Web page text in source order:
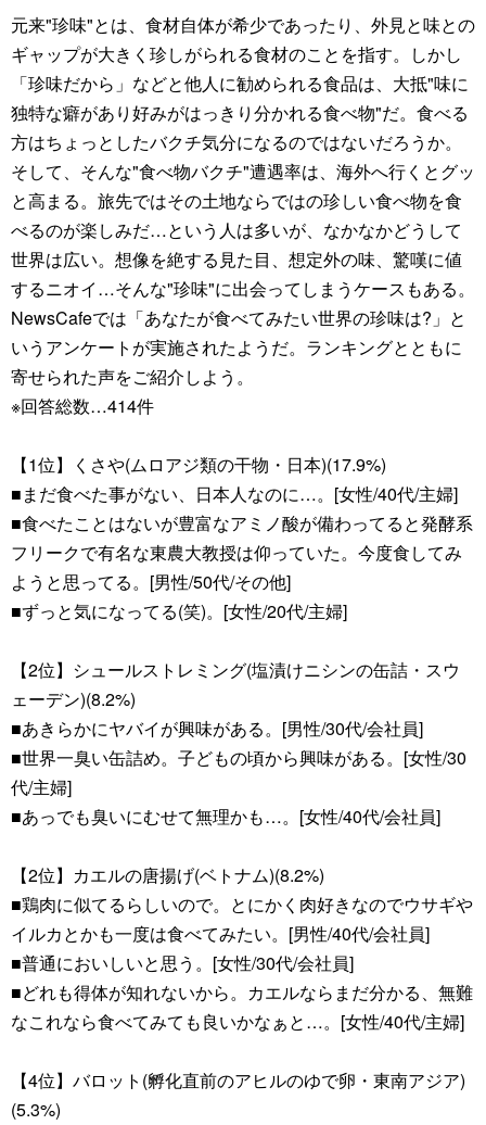
元来"珍味"とは、食材自体が希少であったり、外見と味との
ギャップが大きく珍しがられる食材のことを指す。しかし
「珍味だから」などと他人に勧められる食品は、大抵"味に
独特な癖があり好みがはっきり分かれる食べ物"だ。食べる
方はちょっとしたバクチ気分になるのではないだろうか。
そして、そんな"食べ物バクチ"遭遇率は、海外へ行くとグッ
と高まる。旅先ではその土地ならではの珍しい食べ物を食
べるのが楽しみだ…という人は多いが、なかなかどうして
世界は広い。想像を絶する見た目、想定外の味、驚嘆に値
するニオイ…そんな"珍味"に出会ってしまうケースもある。
NewsCafeでは「あなたが食べてみたい世界の珍味は?」と
いうアンケートが実施されたようだ。ランキングとともに
寄せられた声をご紹介しよう。
※回答総数…414件
【1位】くさや(ムロアジ類の干物・日本)(17.9%)
■まだ食べた事がない、日本人なのに…。[女性/40代/主婦]
■食べたことはないが豊富なアミノ酸が備わってると発酵系
フリークで有名な東農大教授は仰っていた。今度食してみ
ようと思ってる。[男性/50代/その他]
■ずっと気になってる(笑)。[女性/20代/主婦]
【2位】シュールストレミング(塩漬けニシンの缶詰・スウ
ェーデン)(8.2%)
■あきらかにヤバイが興味がある。[男性/30代/会社員]
■世界一臭い缶詰め。子どもの頃から興味がある。[女性/30
代/主婦]
■あっでも臭いにむせて無理かも…。[女性/40代/会社員]
【2位】カエルの唐揚げ(ベトナム)(8.2%)
■鶏肉に似てるらしいので。とにかく肉好きなのでウサギや
イルカとかも一度は食べてみたい。[男性/40代/会社員]
■普通においしいと思う。[女性/30代/会社員]
■どれも得体が知れないから。カエルならまだ分かる、無難
なこれなら食べてみても良いかなぁと…。[女性/40代/主婦]
【4位】バロット(孵化直前のアヒルのゆで卵・東南アジア)
(5.3%)